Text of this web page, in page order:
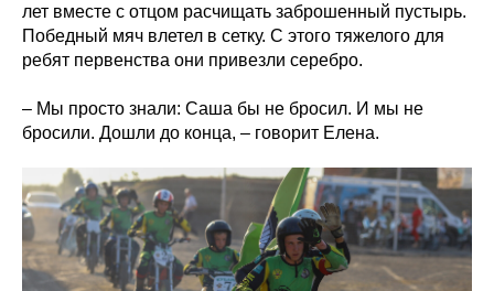
лет вместе с отцом расчищать заброшенный пустырь.
Победный мяч влетел в сетку. С этого тяжелого для
ребят первенства они привезли серебро.
– Мы просто знали: Саша бы не бросил. И мы не
бросили. Дошли до конца, – говорит Елена.